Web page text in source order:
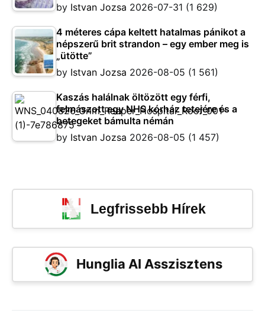
by Istvan Jozsa 2026-07-31 (1 629)
4 méteres cápa keltett hatalmas pánikot a
népszerű brit strandon – egy ember meg is
„ütötte”
by Istvan Jozsa 2026-08-05 (1 561)
Kaszás halálnak öltözött egy férfi,
felmászott egy NHS kórház tetejére és a
betegeket bámulta némán
by Istvan Jozsa 2026-08-05 (1 457)
Legfrissebb Hírek
Hunglia AI Asszisztens